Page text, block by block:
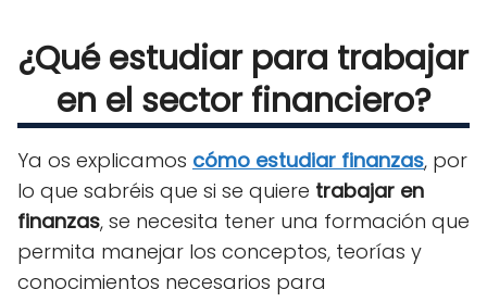
¿Qué estudiar para trabajar
en el sector financiero?
Ya os explicamos cómo estudiar finanzas, por
lo que sabréis que si se quiere trabajar en
finanzas, se necesita tener una formación que
permita manejar los conceptos, teorías y
conocimientos necesarios para